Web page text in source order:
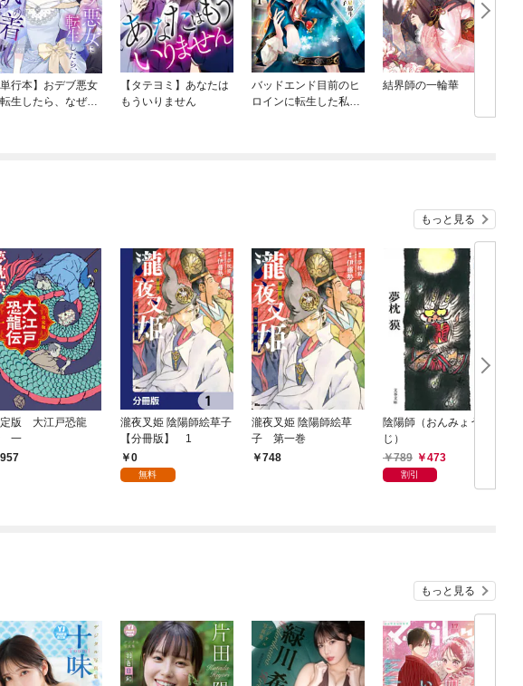
単行本】おデブ悪女
生したら、なぜか
【タテヨミ】あなたは
もういりません
バッドエンド目前のヒ
ロインに転生した私、
結界師の一輪華
もっと見る
版 大江戸恐龍
一
957
瀧夜叉姫 陰陽師絵草子
【分冊版】 1
0
無料
瀧夜叉姫 陰陽師絵草
子 第一巻
748
陰陽師（おんみょう
じ）
789
473
割引
もっと見る